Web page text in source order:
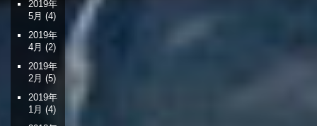
2019年
5月 (4)
2019年
4月 (2)
2019年
2月 (5)
2019年
1月 (4)